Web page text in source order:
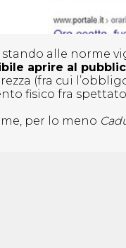
alle norme
aprire al
(fra cui
fisico fra
per lo meno